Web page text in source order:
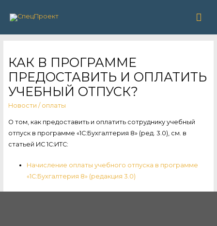
КАК В ПРОГРАММЕ
ПРЕДОСТАВИТЬ И ОПЛАТИТЬ
УЧЕБНЫЙ ОТПУСК?
Новости / оплаты
О том, как предоставить и оплатить сотруднику учебный
отпуск в программе «1С:Бухгалтерия 8» (ред. 3.0), см. в
статьей ИС 1С:ИТС:
Начисление оплаты учебного отпуска в программе
«1С:Бухгалтерия 8» (редакция 3.0)